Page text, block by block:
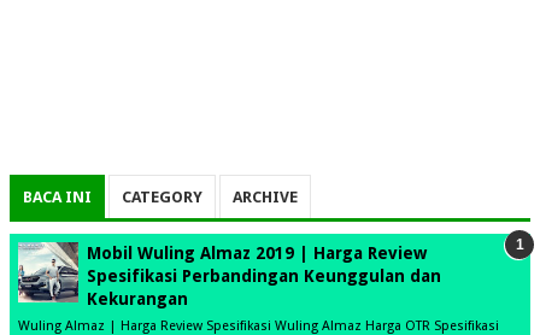
BACA INI CATEGORY ARCHIVE
Mobil Wuling Almaz 2019 | Harga Review
Spesifikasi Perbandingan Keunggulan dan
Kekurangan
Wuling Almaz | Harga Review Spesifikasi Wuling Almaz Harga OTR Spesifikasi